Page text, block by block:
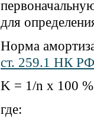
для
Норма
ст. 259.1 НК РФ
K = 1/n х 100 %
где: